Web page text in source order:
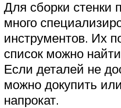
Для сборки стенки
много
инструментов. Их
список можно
Если деталей не
можно докупить
напрокат.